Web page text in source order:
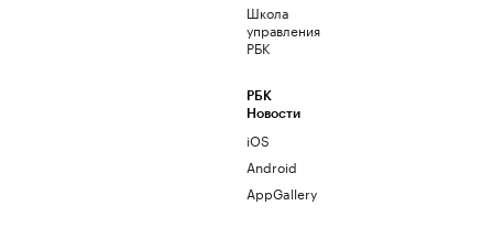
Школа
управления
РБК
РБК
Новости
iOS
Android
AppGallery